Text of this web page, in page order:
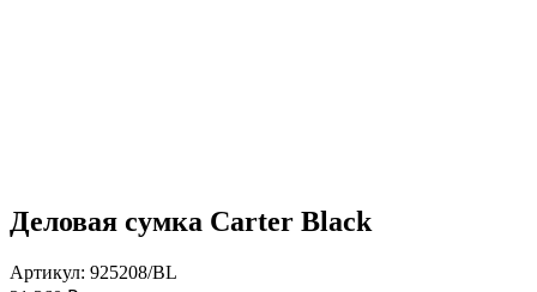
Деловая сумка Carter Black
Артикул: 925208/BL